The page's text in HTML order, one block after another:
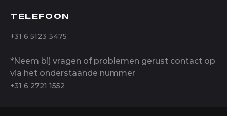
TELEFOON
+31 6 5123 3475
*Neem bij vragen of problemen gerust contact op
via het onderstaande nummer
+31 6 2721 1552